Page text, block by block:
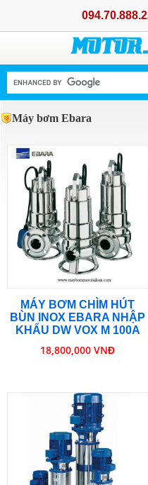
Máy bơm Ebara
MÁY BƠM CHÌM HÚT
BÙN INOX EBARA NHẬP
KHẨU DW VOX M 100A
18,800,000 VNĐ